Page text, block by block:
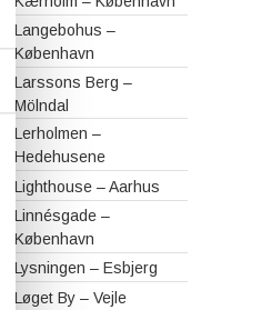
Langebohus –
København
Larssons Berg –
Mölndal
Lerholmen –
Hedehusene
Lighthouse – Aarhus
Linnésgade –
København
Lysningen – Esbjerg
Løget By – Vejle